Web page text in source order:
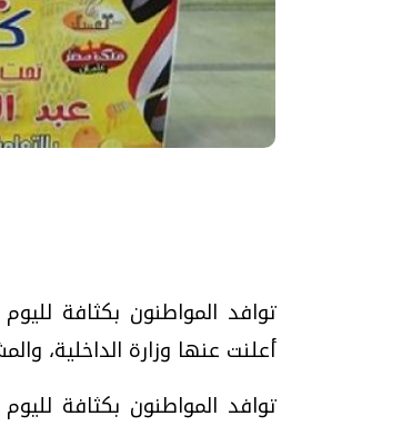
توافد المواطنون بكثافة
أعلنت عنها وزارة الداخلية، والمشاركة
توافد المواطنون بكثافة